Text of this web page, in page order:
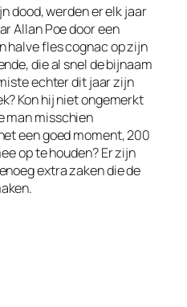
dood, werden er elk jaar
Allan Poe door een
halve fles cognac op zijn
die al snel de bijnaam
echter dit jaar zijn
Kon hij niet ongemerkt
man misschien
een goed moment, 200
op te houden? Er zijn
extra zaken die de